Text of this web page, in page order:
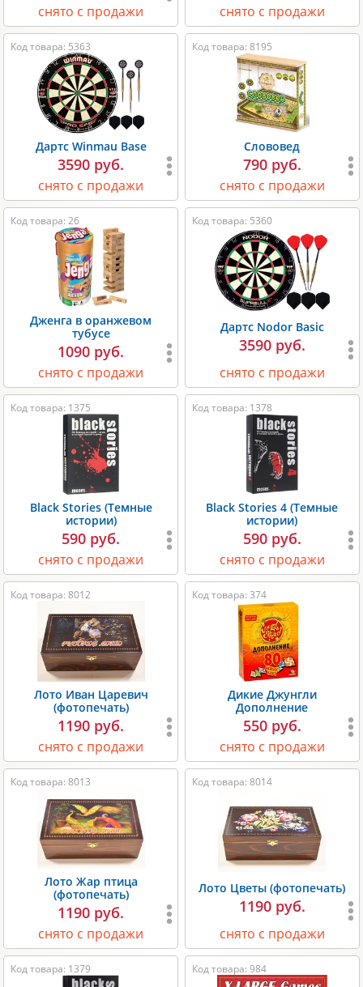
снято с продажи снято с продажи
Код товара: 5363
Дартс Winmau Base
3590 руб.
снято с продажи
Код товара: 8195
Слововед
790 руб.
снято с продажи
Код товара: 26
Дженга в оранжевом
тубусе
1090 руб.
снято с продажи
Код товара: 5360
Дартс Nodor Basic
3590 руб.
снято с продажи
Код товара: 1375
Black Stories (Темные
истории)
590 руб.
снято с продажи
Код товара: 1378
Black Stories 4 (Темные
истории)
590 руб.
снято с продажи
Код товара: 8012
Лото Иван Царевич
(фотопечать)
1190 руб.
снято с продажи
Код товара: 374
Дикие Джунгли
Дополнение
550 руб.
снято с продажи
Код товара: 8013
Лото Жар птица
(фотопечать)
1190 руб.
снято с продажи
Код товара: 8014
Лото Цветы (фотопечать)
1190 руб.
снято с продажи
Код товара: 1379 Код товара: 984